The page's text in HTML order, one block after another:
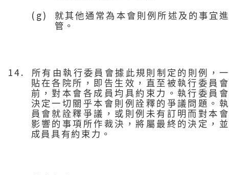
(g)
就其他通常為本會則例所述及的事宜
管。
14.
所有由執行委員會據此規則制定的則例，
貼在各院所，即告生效，直至被執行委員
前，對本會各成員均具約束力。執行委員
決定一切關乎本會則例詮釋的爭議問題。
員會就詮釋爭議，或則例未有訂明而對本
影響的事項所作裁決，將屬最終的決定，
成員具有約束力。